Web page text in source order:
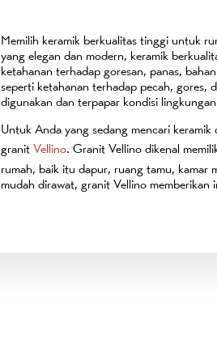
Memilih keramik berkualitas tinggi untuk
yang elegan dan modern, keramik
ketahanan terhadap goresan, panas,
seperti ketahanan terhadap pecah, gores,
digunakan dan terpapar kondisi
Untuk Anda yang sedang mencari
granitVellino. Granit Vellino dikenal
rumah, baik itu dapur, ruang tamu, kamar
mudah dirawat, granit Vellino